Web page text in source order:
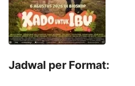
Jadwal per Format: